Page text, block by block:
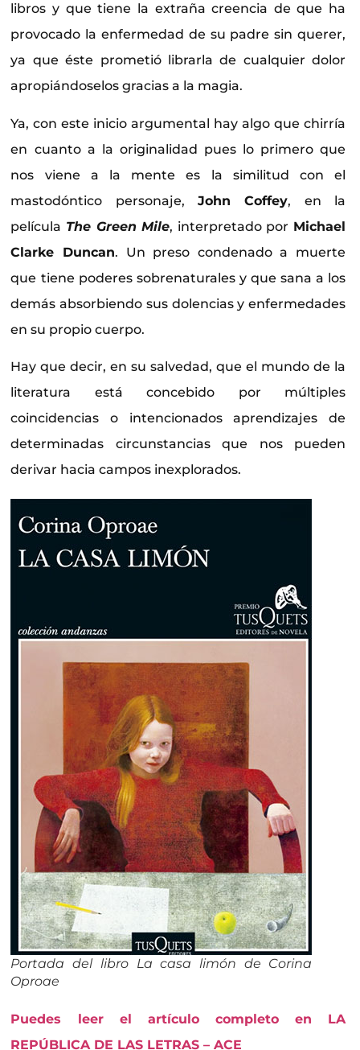
libros y que tiene la extraña creencia de que ha
provocado la enfermedad de su padre sin querer,
ya que éste prometió librarla de cualquier dolor
apropiándoselos gracias a la magia.
Ya, con este inicio argumental hay algo que chirría
en cuanto a la originalidad pues lo primero que
nos viene a la mente es la similitud con el
mastodóntico personaje,John Coffey, en la
película The Green Mile, interpretado por Michael
Clarke Duncan. Un preso condenado a muerte
que tiene poderes sobrenaturales y que sana a los
demás absorbiendo sus dolencias y enfermedades
en su propio cuerpo.
Hay que decir, en su salvedad, que el mundo de la
literatura está concebido por múltiples
coincidencias o intencionados aprendizajes de
determinadas circunstancias que nos pueden
derivar hacia campos inexplorados.
Portada del libro La casa limón de Corina
Oproae
Puedes leer el artículo completo en LA
REPÚBLICA DE LAS LETRAS – ACE